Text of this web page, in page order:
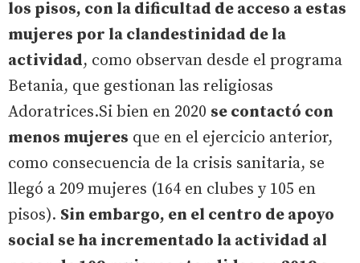
los pisos, con la dificultad de acceso a estas
mujeres por la clandestinidad de la
actividad, como observan desde el programa
Betania, que gestionan las religiosas
Adoratrices.Si bien en 2020 se contactó con
menos mujeres que en el ejercicio anterior,
como consecuencia de la crisis sanitaria, se
llegó a 209 mujeres (164 en clubes y 105 en
pisos). Sin embargo, en el centro de apoyo
social se ha incrementado la actividad al